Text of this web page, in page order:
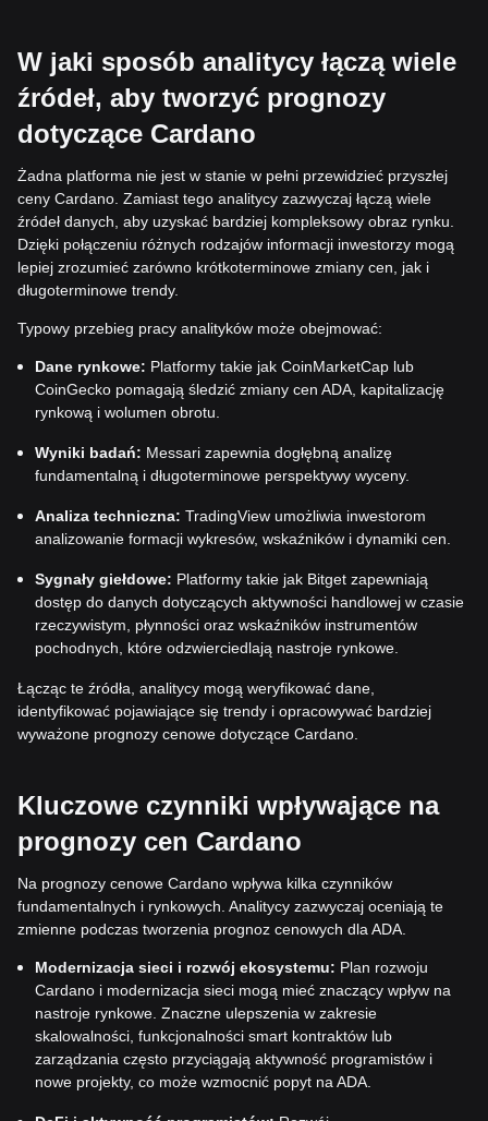
W jaki sposób analitycy łączą wiele
źródeł, aby tworzyć prognozy
dotyczące Cardano
Żadna platforma nie jest w stanie w pełni przewidzieć przyszłej
ceny Cardano. Zamiast tego analitycy zazwyczaj łączą wiele
źródeł danych, aby uzyskać bardziej kompleksowy obraz rynku.
Dzięki połączeniu różnych rodzajów informacji inwestorzy mogą
lepiej zrozumieć zarówno krótkoterminowe zmiany cen, jak i
długoterminowe trendy.
Typowy przebieg pracy analityków może obejmować:
Dane rynkowe: Platformy takie jak CoinMarketCap lub
CoinGecko pomagają śledzić zmiany cen ADA, kapitalizację
rynkową i wolumen obrotu.
Wyniki badań: Messari zapewnia dogłębną analizę
fundamentalną i długoterminowe perspektywy wyceny.
Analiza techniczna: TradingView umożliwia inwestorom
analizowanie formacji wykresów, wskaźników i dynamiki cen.
Sygnały giełdowe: Platformy takie jak Bitget zapewniają
dostęp do danych dotyczących aktywności handlowej w czasie
rzeczywistym, płynności oraz wskaźników instrumentów
pochodnych, które odzwierciedlają nastroje rynkowe.
Łącząc te źródła, analitycy mogą weryfikować dane,
identyfikować pojawiające się trendy i opracowywać bardziej
wyważone prognozy cenowe dotyczące Cardano.
Kluczowe czynniki wpływające na
prognozy cen Cardano
Na prognozy cenowe Cardano wpływa kilka czynników
fundamentalnych i rynkowych. Analitycy zazwyczaj oceniają te
zmienne podczas tworzenia prognoz cenowych dla ADA.
Modernizacja sieci i rozwój ekosystemu: Plan rozwoju
Cardano i modernizacja sieci mogą mieć znaczący wpływ na
nastroje rynkowe. Znaczne ulepszenia w zakresie
skalowalności, funkcjonalności smart kontraktów lub
zarządzania często przyciągają aktywność programistów i
nowe projekty, co może wzmocnić popyt na ADA.